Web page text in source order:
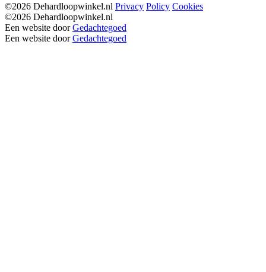
©2026 Dehardloopwinkel.nl Privacy Policy Cookies
©2026 Dehardloopwinkel.nl
Een website doorGedachtegoed
Een website doorGedachtegoed